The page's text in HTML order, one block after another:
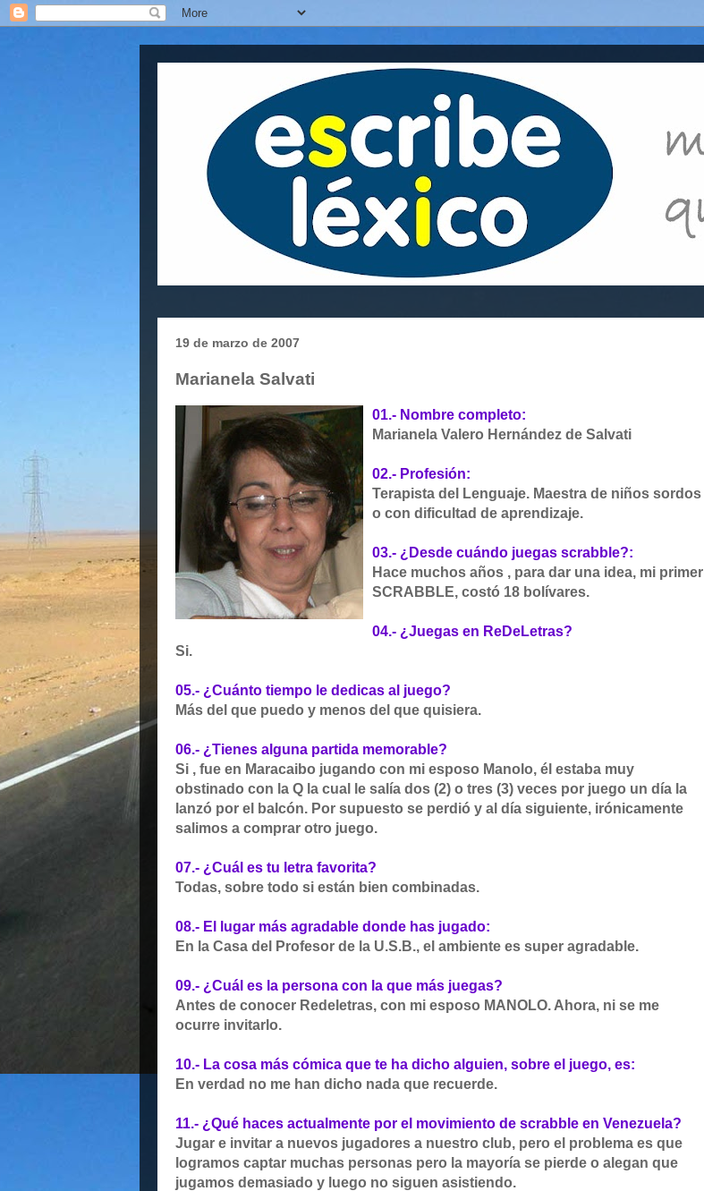
19 de marzo de 2007
Marianela Salvati
01.- Nombre completo:
Marianela Valero Hernández de Salvati
02.- Profesión:
Terapista del Lenguaje. Maestra de niños sordos
o con dificultad de aprendizaje.
03.- ¿Desde cuándo juegas scrabble?:
Hace muchos años , para dar una idea, mi primer
SCRABBLE, costó 18 bolívares.
04.- ¿Juegas en ReDeLetras?
Si.
05.- ¿Cuánto tiempo le dedicas al juego?
Más del que puedo y menos del que quisiera.
06.- ¿Tienes alguna partida memorable?
Si , fue en Maracaibo jugando con mi esposo Manolo, él estaba muy
obstinado con la Q la cual le salía dos (2) o tres (3) veces por juego un día la
lanzó por el balcón. Por supuesto se perdió y al día siguiente, irónicamente
salimos a comprar otro juego.
07.- ¿Cuál es tu letra favorita?
Todas, sobre todo si están bien combinadas.
08.- El lugar más agradable donde has jugado:
En la Casa del Profesor de la U.S.B., el ambiente es super agradable.
09.- ¿Cuál es la persona con la que más juegas?
Antes de conocer Redeletras, con mi esposo MANOLO. Ahora, ni se me
ocurre invitarlo.
10.- La cosa más cómica que te ha dicho alguien, sobre el juego, es:
En verdad no me han dicho nada que recuerde.
11.- ¿Qué haces actualmente por el movimiento de scrabble en Venezuela?
Jugar e invitar a nuevos jugadores a nuestro club, pero el problema es que
logramos captar muchas personas pero la mayoría se pierde o alegan que
jugamos demasiado y luego no siguen asistiendo.